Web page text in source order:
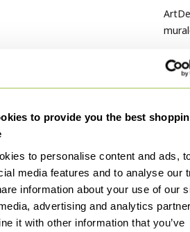
to provide you the best
to personalise content and ads,
media features and to analyse our
information about your use of our
advertising and analytics
it with other information that you’ve
Matériau
Cuir Décorations murales
Métal Décorations murales